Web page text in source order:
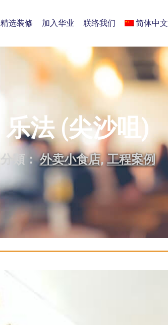
精选装修 加入华业 联络我们 简体中文
乐法 (尖沙咀)
分類： 外卖小食店,工程案例